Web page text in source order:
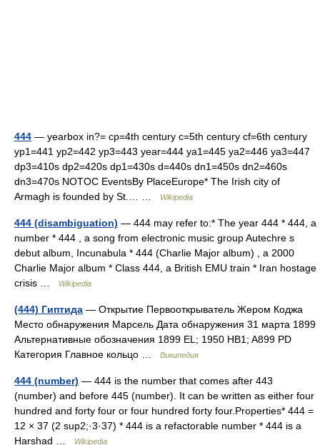
444 — yearbox in?= cp=4th century c=5th century cf=6th century
yp1=441 yp2=442 yp3=443 year=444 ya1=445 ya2=446 ya3=447
dp3=410s dp2=420s dp1=430s d=440s dn1=450s dn2=460s
dn3=470s NOTOC EventsBy PlaceEurope* The Irish city of
Armagh is founded by St.… …
Wikipedia
444 (disambiguation) — 444 may refer to:* The year 444 * 444, a
number * 444 , a song from electronic music group Autechre s
debut album, Incunabula * 444 (Charlie Major album) , a 2000
Charlie Major album * Class 444, a British EMU train * Iran hostage
crisis …
Wikipedia
(444) Гиптида — Открытие Первооткрыватель Жером Коджа
Место обнаружения Марсель Дата обнаружения 31 марта 1899
Альтернативные обозначения 1899 EL; 1950 HB1; A899 PD
Категория Главное кольцо …
Википедия
444 (number) — 444 is the number that comes after 443
(number) and before 445 (number). It can be written as either four
hundred and forty four or four hundred forty four.Properties* 444 =
12 × 37 (2 sup2;·3·37) * 444 is a refactorable number * 444 is a
Harshad …
Wikipedia